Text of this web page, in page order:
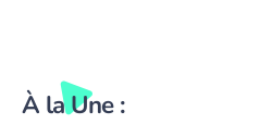
À la Une :